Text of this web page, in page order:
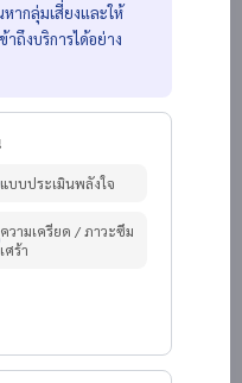
ากลุ่มเสี่ยงและให้
ถึงบริการได้อย่าง
แบบประเมินพลังใจ
ความเครียด / ภาวะซึม
เศร้า